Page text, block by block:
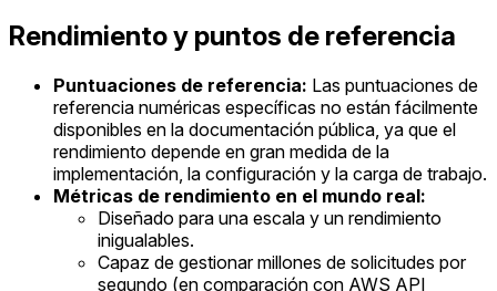
Rendimiento y puntos de referencia
Puntuaciones de referencia: Las puntuaciones de
referencia numéricas específicas no están fácilmente
disponibles en la documentación pública, ya que el
rendimiento depende en gran medida de la
implementación, la configuración y la carga de trabajo.
Métricas de rendimiento en el mundo real:
Diseñado para una escala y un rendimiento
inigualables.
Capaz de gestionar millones de solicitudes por
segundo (en comparación con AWS API